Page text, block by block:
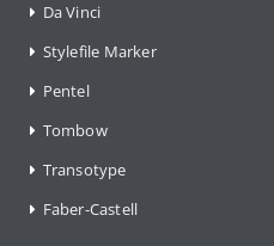
Da Vinci
Stylefile Marker
Pentel
Tombow
Transotype
Faber-Castell